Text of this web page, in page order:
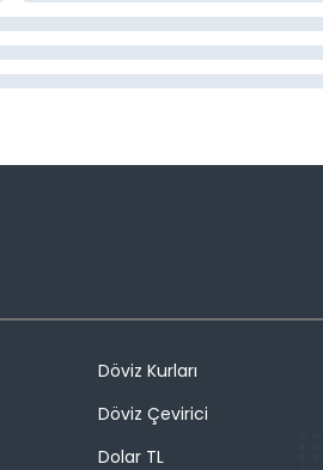
Döviz Kurları
Döviz Çevirici
Dolar TL